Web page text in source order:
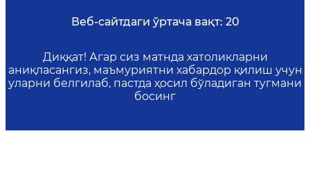
Веб-сайтдаги ўртача вақт: 20
Диққат! Агар сиз матнда хатоликларни
аниқласангиз, маъмуриятни хабардор қилиш учун
уларни белгилаб, пастда ҳосил бўладиган тугмани
босинг